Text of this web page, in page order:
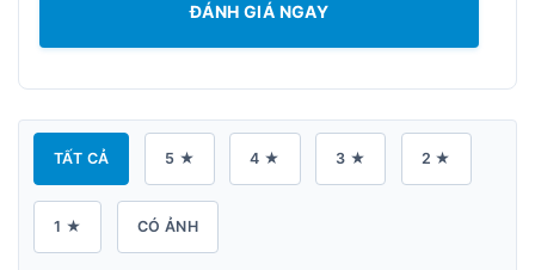
ĐÁNH GIÁ NGAY
TẤT CẢ 5 ★ 4 ★ 3 ★ 2 ★
1 ★ CÓ ẢNH